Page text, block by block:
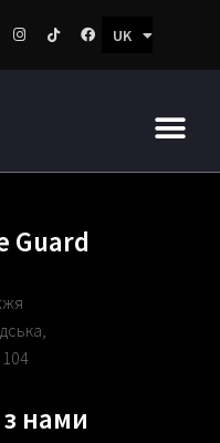
UK
RU
Guard
104
нами